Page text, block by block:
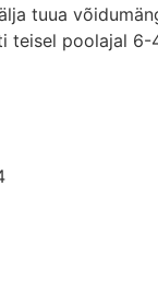
tuua
teisel poolajal 6-